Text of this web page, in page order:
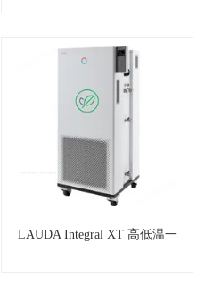
LAUDA Integral XT 高低温一